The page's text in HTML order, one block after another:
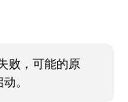
败，可能的原
。